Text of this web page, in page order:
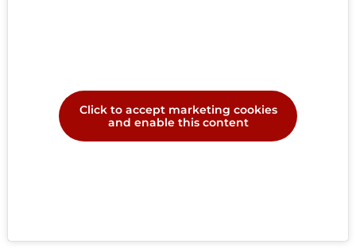
Click to accept marketing cookies
and enable this content